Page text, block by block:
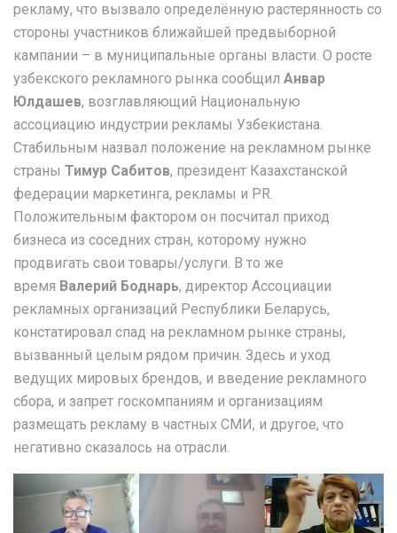
рекламу, что вызвало определённую растерянность со
стороны участников ближайшей предвыборной
кампании – в муниципальные органы власти. О росте
узбекского рекламного рынка сообщил Анвар
Юлдашев, возглавляющий Национальную
ассоциацию индустрии рекламы Узбекистана.
Стабильным назвал положение на рекламном рынке
страны Тимур Сабитов, президент Казахстанской
федерации маркетинга, рекламы и PR.
Положительным фактором он посчитал приход
бизнеса из соседних стран, которому нужно
продвигать свои товары/услуги. В то же
время Валерий Боднарь, директор Ассоциации
рекламных организаций Республики Беларусь,
констатировал спад на рекламном рынке страны,
вызванный целым рядом причин. Здесь и уход
ведущих мировых брендов, и введение рекламного
сбора, и запрет госкомпаниям и организациям
размещать рекламу в частных СМИ, и другое, что
негативно сказалось на отрасли.